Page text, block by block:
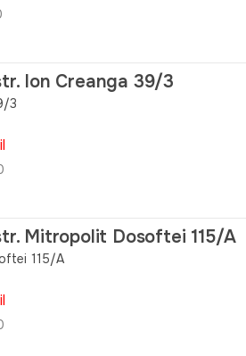
Ion Creanga 39/3
3
Mitropolit Dosoftei 115/A
115/A